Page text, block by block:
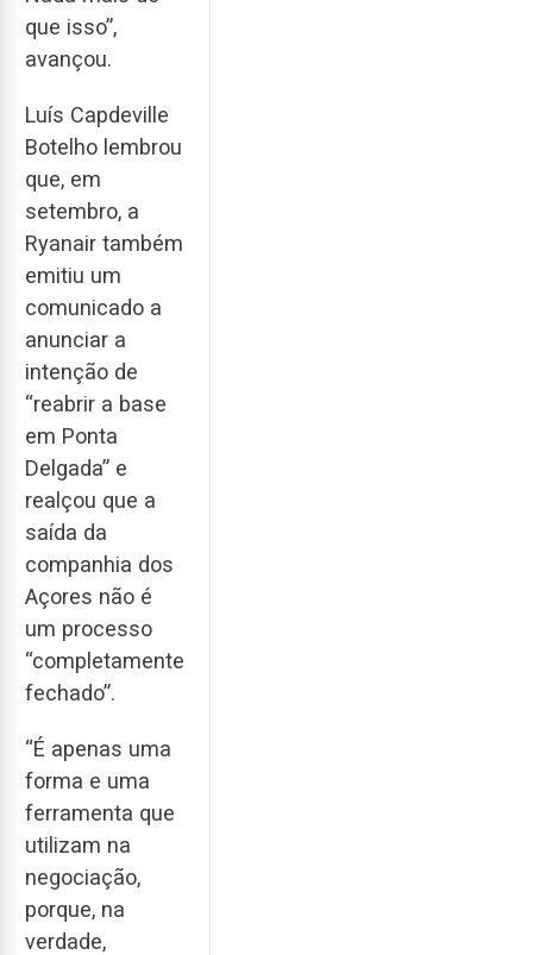
que isso”,
avançou.
Luís Capdeville
Botelho lembrou
que, em
setembro, a
Ryanair também
emitiu um
comunicado a
anunciar a
intenção de
“reabrir a base
em Ponta
Delgada” e
realçou que a
saída da
companhia dos
Açores não é
um processo
“completamente
fechado”.
“É apenas uma
forma e uma
ferramenta que
utilizam na
negociação,
porque, na
verdade,